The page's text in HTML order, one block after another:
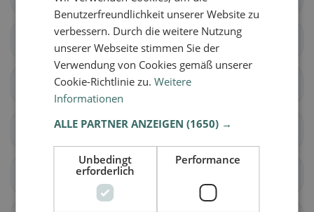
Niederbuchsiten Oberbuchsiten
Oensingen Wolfwil
Aedermannsdorf Balsthal
Benutzerfreundlichkeit unserer Website zu
verbessern. Durch die weitere Nutzung
unserer Webseite stimmen Sie der
Verwendung von Cookies gemäß unserer
Cookie-Richtlinie zu.Weitere
Informationen
ALLE PARTNER ANZEIGEN(1650) →
Unbedingt
erforderlich
Performance